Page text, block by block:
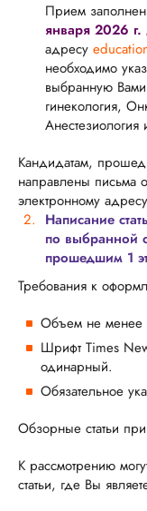
Прием
января 2026
адресу
необходимо
выбранную
гинекология,
Анестезиология
Кандидатам,
направлены письма
электронному
Написание
по выбранной
прошедшим 1
Требования к
Объем не менее
Шрифт Times
одинарный.
Обязательное
Обзорные статьи
К рассмотрению
статьи, где Вы